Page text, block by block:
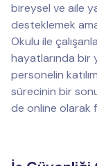
bireysel ve aile
desteklemek
Okulu ile
hayatlarında bir
personelin
sürecinin bir
de online olarak